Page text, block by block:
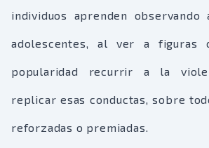
individuos aprenden
adolescentes, al ver a figuras
popularidad recurrir a la
replicar esas conductas, sobre
reforzadas o premiadas.